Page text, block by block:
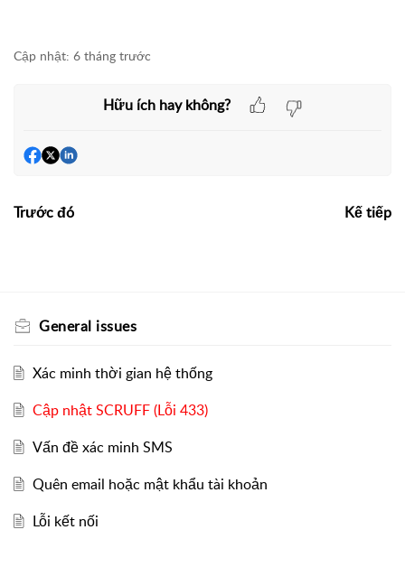
Cập nhật: 6 tháng trước
Hữu ích hay không?
Trước đó Kế tiếp
General issues
Xác minh thời gian hệ thống
Cập nhật SCRUFF (Lỗi 433)
Vấn đề xác minh SMS
Quên email hoặc mật khẩu tài khoản
Lỗi kết nối